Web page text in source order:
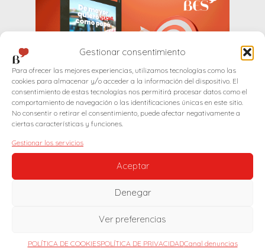
Gestionar consentimiento
Para ofrecer las mejores experiencias, utilizamos tecnologías como las
cookies para almacenar y/o acceder a la información del dispositivo. El
consentimiento de estas tecnologías nos permitirá procesar datos como el
comportamiento de navegación o las identificaciones únicas en este sitio.
No consentir o retirar el consentimiento, puede afectar negativamente a
ciertas características y funciones.
Gestionar los servicios
Aceptar
Denegar
Ver preferencias
POLÍTICA DE COOKIESPOLÍTICA DE PRIVACIDADCanal denuncias
BES MEDIA quiere ayudarte a hacer
notar su campaña. Ofrecemos una
amplia gama de oportunidades de
publicidad exterior, para tí y tu marca,